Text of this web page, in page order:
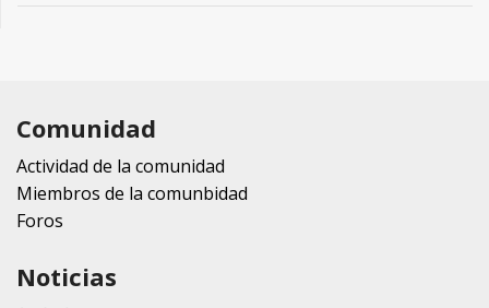
Comunidad
Actividad de la comunidad
Miembros de la comunbidad
Foros
Noticias